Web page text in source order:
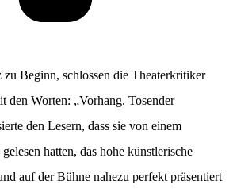
zu Beginn, schlossen die Theaterkritiker
den Worten: „Vorhang. Tosender
den Lesern, dass sie von einem
hatten, das hohe künstlerische
auf der Bühne nahezu perfekt präsentiert